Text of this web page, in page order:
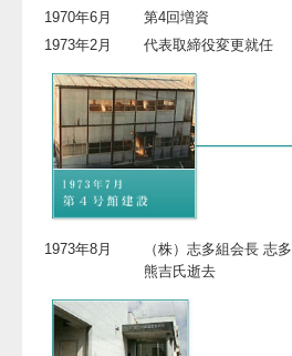
1970年6月
第4回増資
1973年2月
代表取締役変更就任
1973年8月
（株）志多組会長 志多
熊吉氏逝去